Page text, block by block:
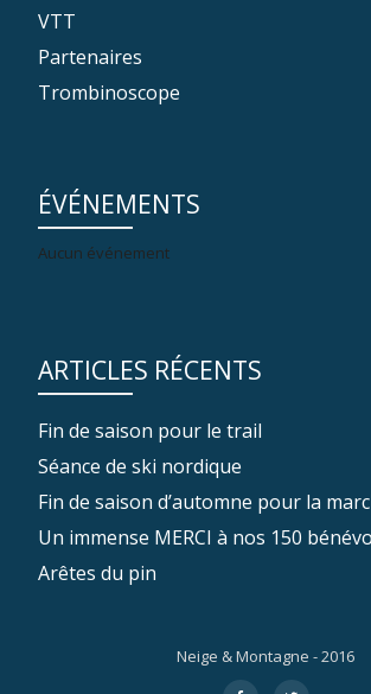
VTT
Partenaires
Trombinoscope
ÉVÉNEMENTS
Aucun événement
ARTICLES RÉCENTS
Fin de saison pour le trail
Séance de ski nordique
Fin de saison d’automne pour la
Un immense MERCI à nos 150
Arêtes du pin
Neige & Montagne - 2016